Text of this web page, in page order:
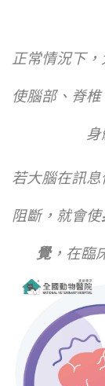
正常情況下
使腦部、脊
若大腦在訊
阻斷，就會使
覺，在臨